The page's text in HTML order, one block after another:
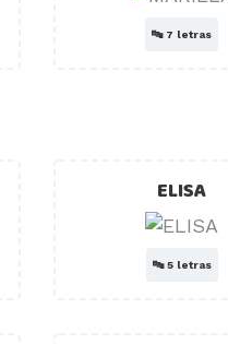
🔤 7 letras
ELISA
🔤5 letras